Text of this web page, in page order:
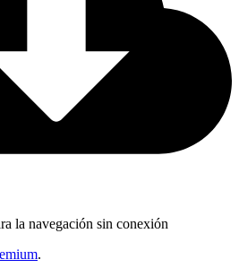
la navegación sin conexión
.